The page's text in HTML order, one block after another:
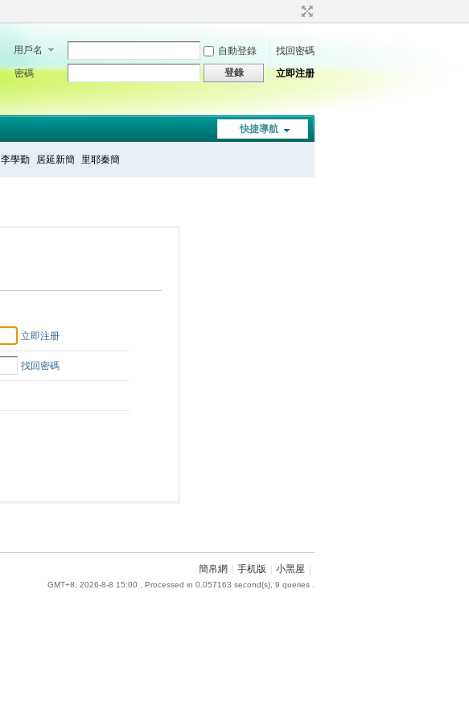
用戶名 自動登錄
找回密碼
密碼
登錄 立即注册
快捷導航
李學勤 居延新簡 里耶秦簡
立即注册
找回密碼
簡帛網 手机版 小黑屋
GMT+8, 2026-8-8 15:00 , Processed in 0.057163 second(s), 9 queries .